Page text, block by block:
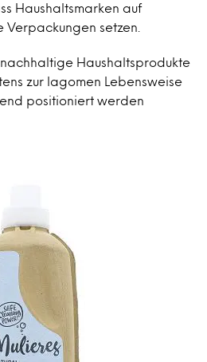
Haushaltsmarken auf
setzen.
Haushaltsprodukte
zur lagomen Lebensweise
positioniert werden